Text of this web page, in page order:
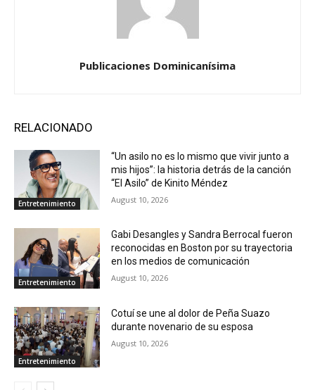
Publicaciones Dominicanísima
RELACIONADO
Entretenimiento
“Un asilo no es lo mismo que vivir junto a
mis hijos”: la historia detrás de la canción
“El Asilo” de Kinito Méndez
August 10, 2026
Entretenimiento
Gabi Desangles y Sandra Berrocal fueron
reconocidas en Boston por su trayectoria
en los medios de comunicación
August 10, 2026
Entretenimiento
Cotuí se une al dolor de Peña Suazo
durante novenario de su esposa
August 10, 2026